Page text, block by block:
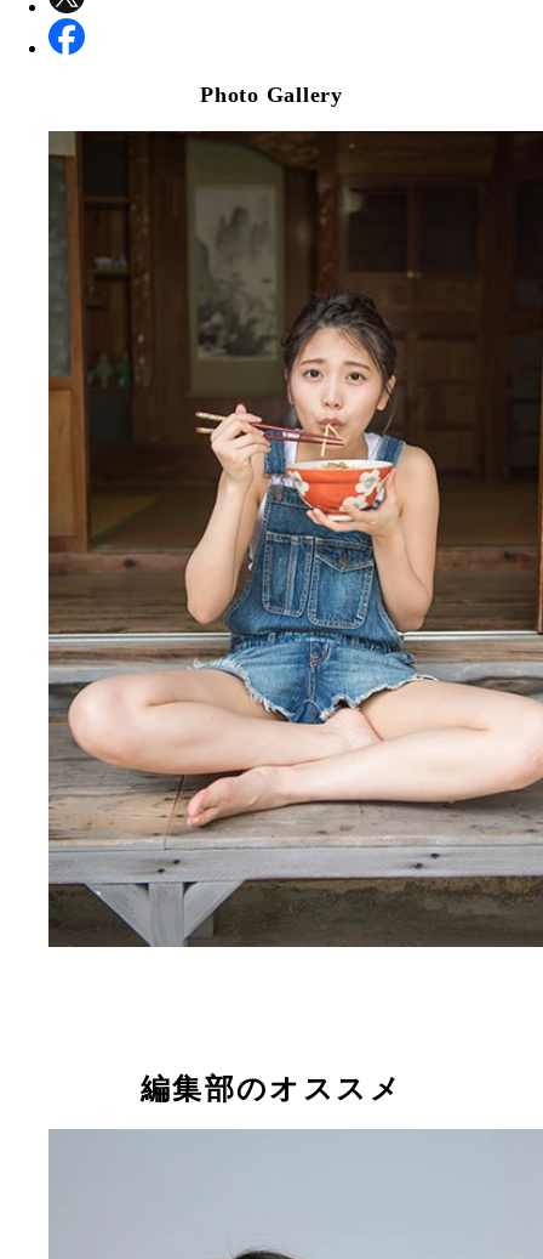
Photo Gallery
編集部のオススメ